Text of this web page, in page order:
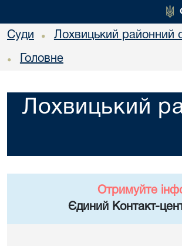
Суди • Лохвицький районний
• Головне
Лохвицький
Отримуйте
Єдиний Контакт-